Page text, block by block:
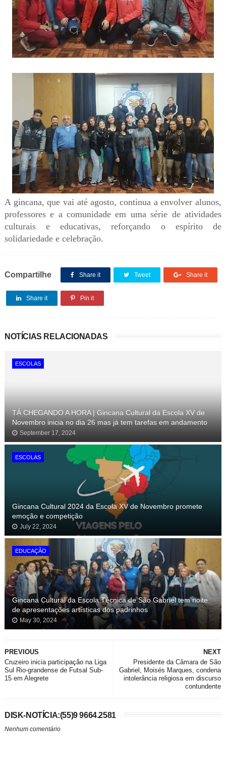
A gincana, que vai até agosto, continua a envolver alunos,
professores e a comunidade em uma série de atividades
culturais e educativas, reforçando o espírito de
solidariedade e celebração.
Compartilhe Share it Tweet Share it
Share it Pin it
NOTÍCIAS RELACIONADAS
ESCOLAS
TÁ CHEGANDO A HORA | Gincana Cultural da Escola XV de
Novembro inicia no dia 26 mas já tem tarefas em andamento
September 17, 2024
ESCOLAS
Gincana Cultural 2024 da Escola XV de Novembro promete
emoção e competição
July 22, 2024
EDUCAÇÃO
Gincana Cultural da Escola Técnica de São Gabriel tem noite
de apresentações artísticas dos padrinhos
May 30, 2024
NEXT
Presidente da Câmara de São
Gabriel, Moisés Marques, condena
intolerância religiosa em discurso
contundente
PREVIOUS
Cruzeiro inicia participação na Liga
Sul Rio-grandense de Futsal Sub-
15 em Alegrete
DISK-NOTÍCIA:(55)9 9664.2581
Nenhum comentário